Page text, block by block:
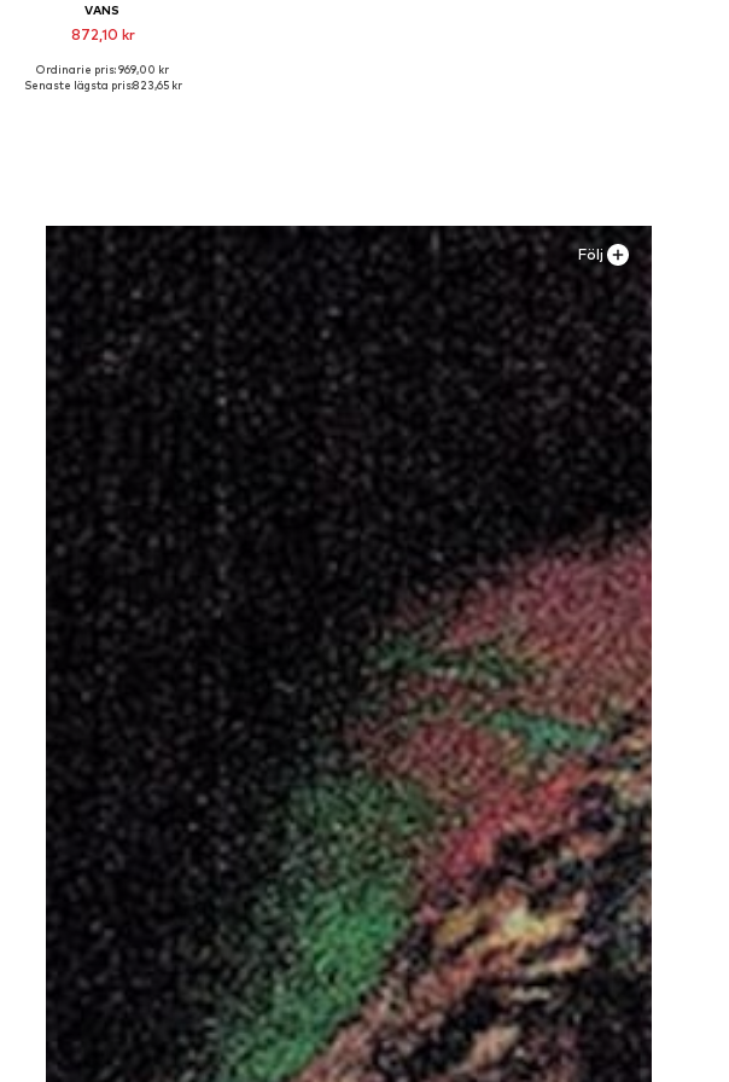
VANS
872,10 kr
Tillgänglig i många storlekar
Ordinarie pris: 969,00 kr
Senaste lägsta pris:823,65 kr
Följ